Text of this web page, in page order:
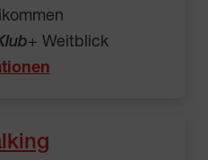
+ Weitblick